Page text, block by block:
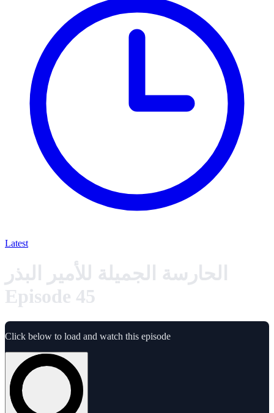
Latest
الحارسة الجميلة للأمير البذر
Episode 45
Click below to load and watch this episode